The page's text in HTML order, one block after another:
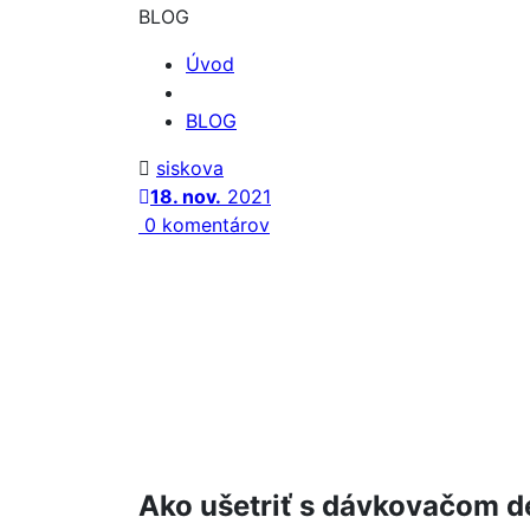
BLOG
Úvod
BLOG
siskova
18. nov. 2021
0 komentárov
Ako ušetriť s dávkovačom